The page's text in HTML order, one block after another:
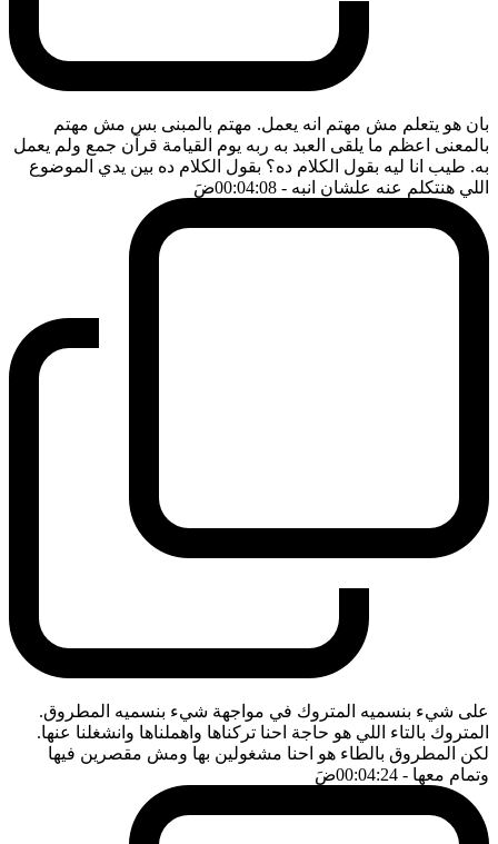
بان هو يتعلم مش مهتم انه يعمل. مهتم بالمبنى بس مش مهتم
بالمعنى اعظم ما يلقى العبد به ربه يوم القيامة قرآن جمع ولم يعمل
به. طيب انا ليه بقول الكلام ده؟ بقول الكلام ده بين يدي الموضوع
اللي هنتكلم عنه علشان انبه - 00:04:08 ضَ
على شيء بنسميه المتروك في مواجهة شيء بنسميه المطروق.
المتروك بالتاء اللي هو حاجة احنا تركناها واهملناها وانشغلنا عنها.
لكن المطروق بالطاء هو احنا مشغولين بها ومش مقصرين فيها
وتمام معها - 00:04:24 ضَ